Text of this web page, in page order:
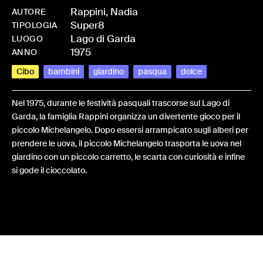
AUTORE Rappini, Nadia
TIPOLOGIA Super8
LUOGO Lago di Garda
ANNO 1975
Cibo bambini giardino pasqua dolce
Nel 1975, durante le festività pasquali trascorse sul Lago di
Garda, la famiglia Rappini organizza un divertente gioco per il
piccolo Michelangelo. Dopo essersi arrampicato sugli alberi per
prendere le uova, il piccolo Michelangelo trasporta le uova nel
giardino con un piccolo carretto, le scarta con curiosità e infine
si gode il cioccolato.